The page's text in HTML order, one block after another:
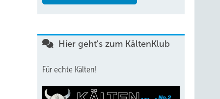
Hier geht's zum KältenKlub
Für echte Kälten!